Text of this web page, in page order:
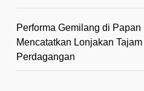
Performa Gemilang di
Mencatatkan Lonjakan
Perdagangan